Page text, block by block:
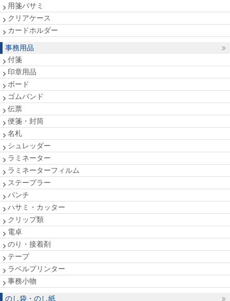
用箋バサミ
クリアケース
カードホルダー
事務用品
付箋
印章用品
ボード
ゴムバンド
伝票
便箋・封筒
名札
シュレッダー
ラミネーター
ラミネーターフィルム
ステープラー
パンチ
ハサミ・カッター
クリップ類
電卓
のり・接着剤
テープ
ラベルプリンター
事務小物
のし袋・のし紙